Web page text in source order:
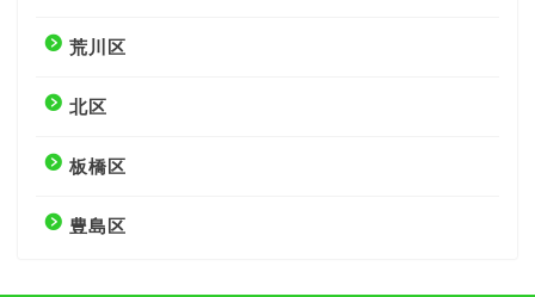
荒川区
北区
板橋区
豊島区